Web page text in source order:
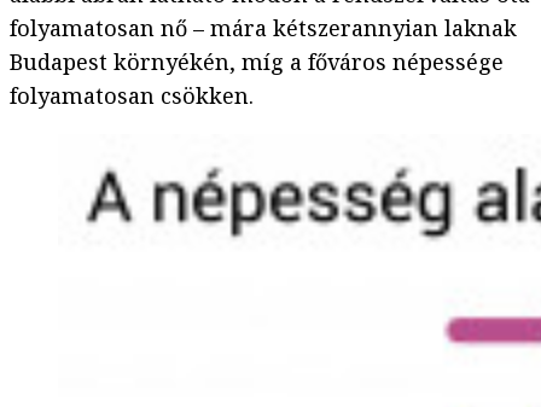
folyamatosan nő – mára kétszerannyian laknak
Budapest környékén, míg a főváros népessége
folyamatosan csökken.